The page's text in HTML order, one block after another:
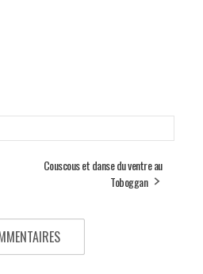
Couscous et danse du ventre au
Toboggan